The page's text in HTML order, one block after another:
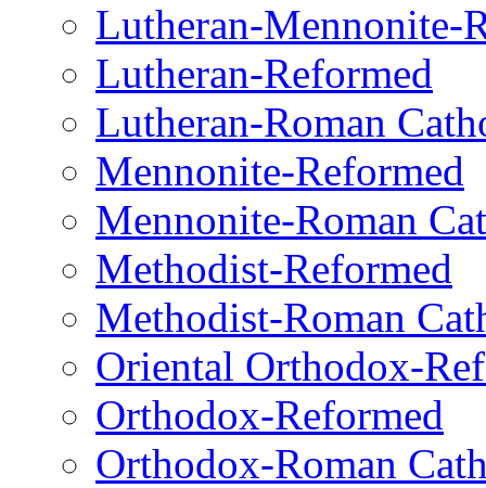
Lutheran-Mennonite-
Lutheran-Reformed
Lutheran-Roman
Mennonite-Reformed
Mennonite-Roman
Methodist-Reformed
Methodist-Roman
Oriental Orthodox-
Orthodox-Reformed
Orthodox-Roman